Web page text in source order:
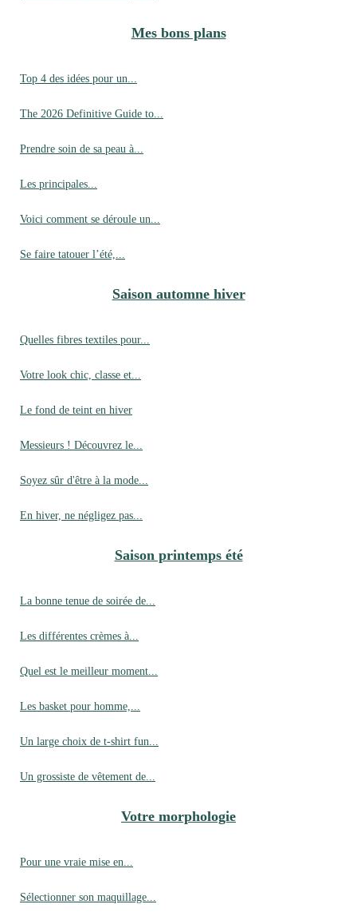
Mes bons plans
Top 4 des idées pour un...
The 2026 Definitive Guide to...
Prendre soin de sa peau à...
Les principales...
Voici comment se déroule un...
Se faire tatouer l’été,...
Saison automne hiver
Quelles fibres textiles pour...
Votre look chic, classe et...
Le fond de teint en hiver
Messieurs ! Découvrez le...
Soyez sûr d'être à la mode...
En hiver, ne négligez pas...
Saison printemps été
La bonne tenue de soirée de...
Les différentes crèmes à...
Quel est le meilleur moment...
Les basket pour homme,...
Un large choix de t-shirt fun...
Un grossiste de vêtement de...
Votre morphologie
Pour une vraie mise en...
Sélectionner son maquillage...